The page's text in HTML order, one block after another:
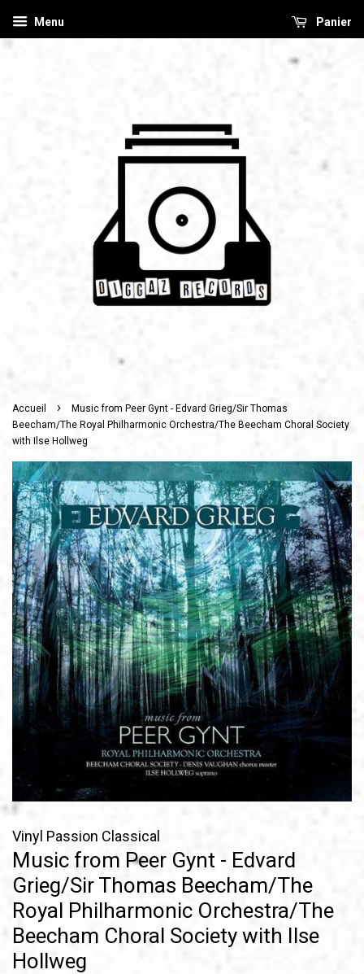
Menu Panier
Accueil ›
Music from Peer Gynt - Edvard Grieg/Sir Thomas
Beecham/The Royal Philharmonic Orchestra/The Beecham Choral Society
with Ilse Hollweg
Vinyl Passion Classical
Music from Peer Gynt - Edvard
Grieg/Sir Thomas Beecham/The
Royal Philharmonic Orchestra/The
Beecham Choral Society with Ilse
Hollweg